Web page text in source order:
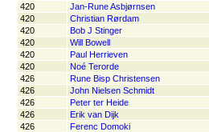
420
Jan-Rune Asbjørnsen
420
Christian Rørdam
420
Bob J Stinger
420
Will Bowell
420
Paul Herrieven
420
Noé Terorde
426
Rune Bisp Christensen
426
John Nielsen Schmidt
426
Peter ter Heide
426
Erik van Dijk
426
Ferenc Domoki